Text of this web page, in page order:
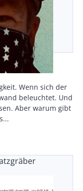
Wenn sich der
beleuchtet. Und
Aber warum gibt